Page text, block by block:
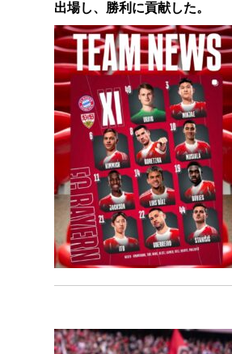
出場し、勝利に貢献した。